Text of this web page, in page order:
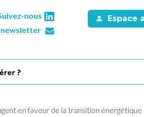
nous
newsletter
Espace
?
en faveur de la transition